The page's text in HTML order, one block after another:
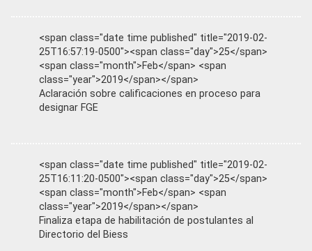
<span class="date time published" title="2019-02-
25T16:57:19-0500"><span class="day">25</span>
<span class="month">Feb</span> <span
class="year">2019</span></span>
Aclaración sobre calificaciones en proceso para
designar FGE
<span class="date time published" title="2019-02-
25T16:11:20-0500"><span class="day">25</span>
<span class="month">Feb</span> <span
class="year">2019</span></span>
Finaliza etapa de habilitación de postulantes al
Directorio del Biess